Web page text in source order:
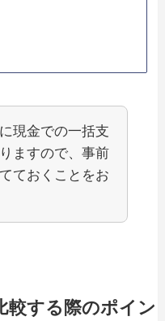
現金での一括支
ますので、事前
ておくことをお
較する際のポイン